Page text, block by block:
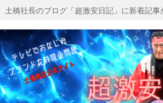
土橋社長のブログ「超激安日記」に新着記事